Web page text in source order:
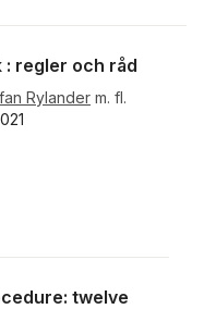
regler och råd
Rylander m. fl.
antal röster:
twelve